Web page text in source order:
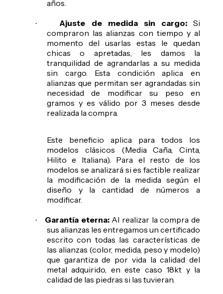
años.
· Ajuste de medida sin cargo:Si
compraron las alianzas con tiempo y al
momento del usarlas estas le quedan
chicas o apretadas, les damos la
tranquilidad de agrandarlas a su medida
sin cargo. Esta condición aplica en
alianzas que permitan ser agrandadas sin
necesidad de modificar su peso en
gramos y es válido por 3 meses desde
realizada la compra.
Este beneficio aplica para todos los
modelos clásicos (Media Caña, Cinta,
Hilito e Italiana). Para el resto de los
modelos se analizará si es factible realizar
la modificación de la medida según el
diseño y la cantidad de números a
modificar.
· Garantía eterna:Al realizar la compra de
sus alianzas les entregamos un certificado
escrito con todas las características de
las alianzas (color, medida, peso y modelo)
que garantiza de por vida la calidad del
metal adquirido, en este caso 18kt y la
calidad de las piedras si las tuvieran.